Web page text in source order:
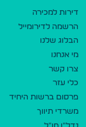
דירות למכירה
הרשמה לדירומייל
הבלוג שלנו
מי אנחנו
צרו קשר
כלי עזר
פרסום ברשות היחיד
משרדי תיווך